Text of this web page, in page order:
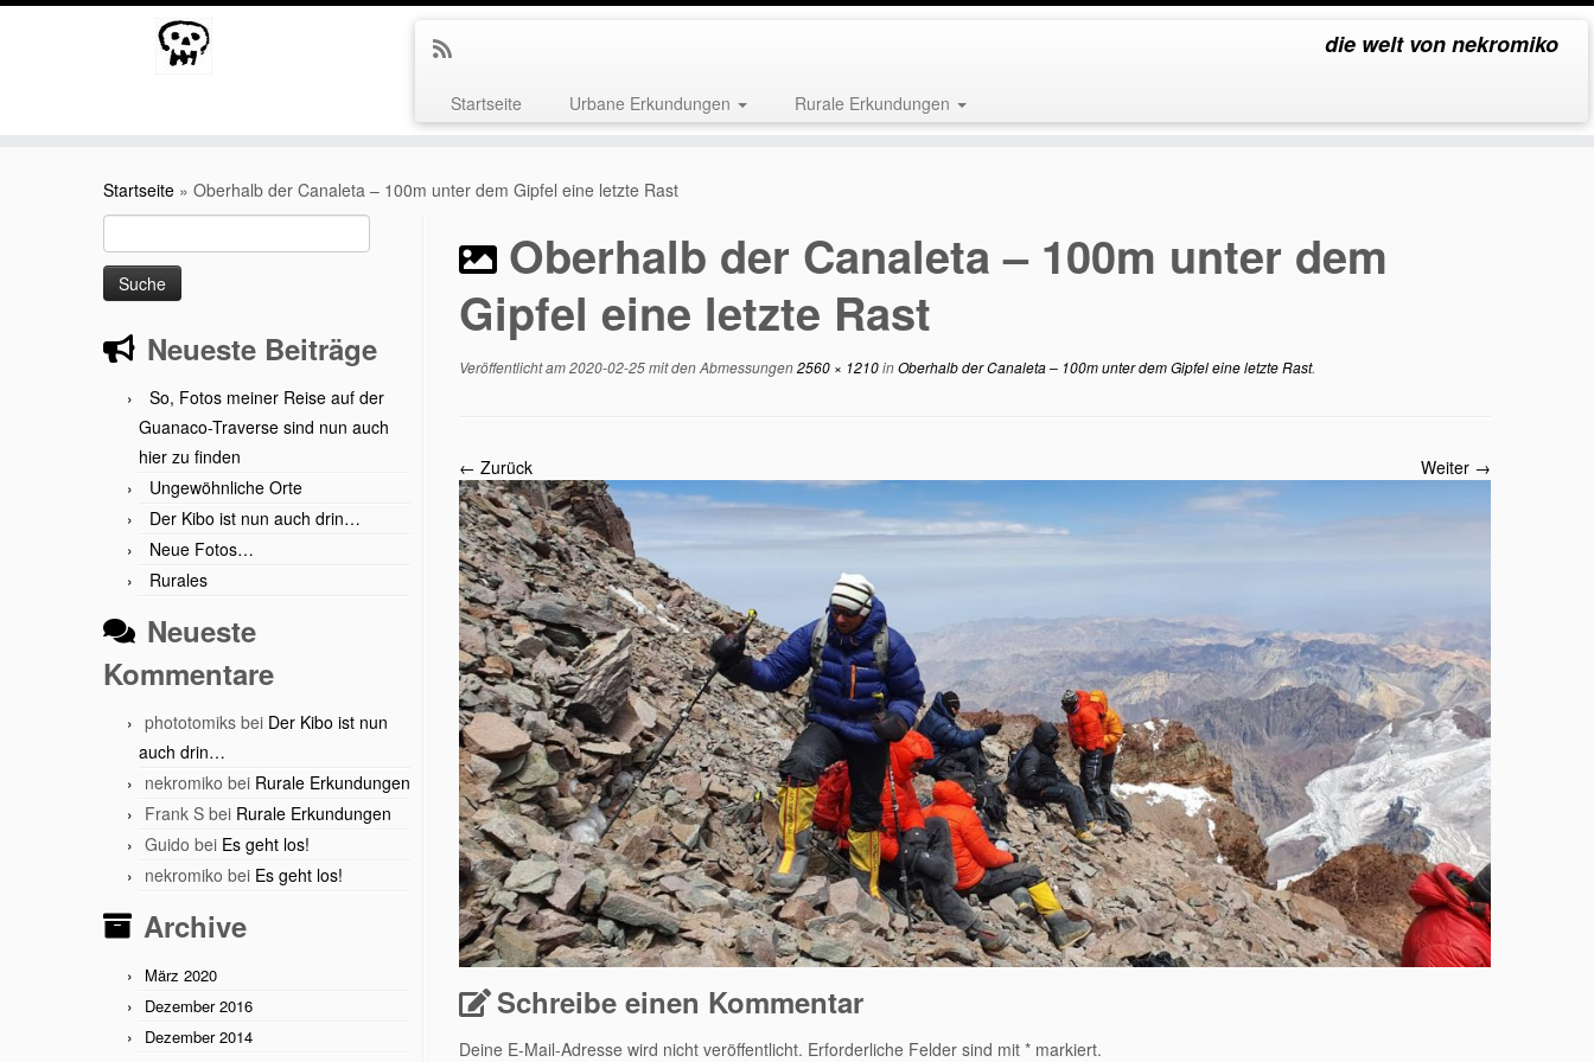
die welt von nekromiko
Startseite Urbane Erkundungen Rurale Erkundungen
Startseite » Oberhalb der Canaleta – 100m unter dem Gipfel eine letzte Rast
nach:
Neueste Beiträge
So, Fotos meiner Reise auf der
Guanaco-Traverse sind nun auch
hier zu finden
Ungewöhnliche Orte
Der Kibo ist nun auch drin…
Neue Fotos…
Rurales
Neueste
Kommentare
phototomiks bei Der Kibo ist nun
auch drin…
nekromiko bei Rurale Erkundungen
Frank S bei Rurale Erkundungen
Guido bei Es geht los!
nekromiko bei Es geht los!
Archive
März 2020
Dezember 2016
Dezember 2014
Oberhalb der Canaleta – 100m unter dem
Gipfel eine letzte Rast
Veröffentlicht am2020-02-25mit den Abmessungen2560 × 1210inOberhalb der Canaleta – 100m unter dem Gipfel eine letzte Rast.
← Zurück Weiter →
Schreibe einen Kommentar
Deine E-Mail-Adresse wird nicht veröffentlicht. Erforderliche Felder sind mit * markiert.